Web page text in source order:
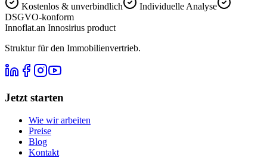
Kostenlos & unverbindlich
Individuelle Analyse
DSGVO-konform
Innoflat.an Innosirius product
Struktur für den Immobilienvertrieb.
Jetzt starten
Wie wir arbeiten
Preise
Blog
Kontakt